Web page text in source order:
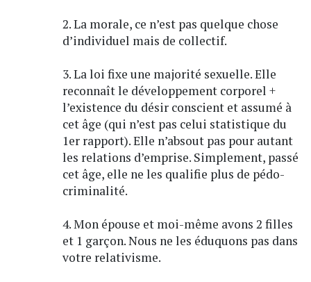
2. La morale, ce n’est pas quelque chose
d’individuel mais de collectif.
3. La loi fixe une majorité sexuelle. Elle
reconnaît le développement corporel +
l’existence du désir conscient et assumé à
cet âge (qui n’est pas celui statistique du
1er rapport). Elle n’absout pas pour autant
les relations d’emprise. Simplement, passé
cet âge, elle ne les qualifie plus de pédo-
criminalité.
4. Mon épouse et moi-même avons 2 filles
et 1 garçon. Nous ne les éduquons pas dans
votre relativisme.